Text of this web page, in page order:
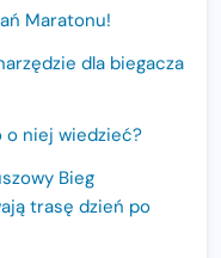
Maratonu!
dla biegacza
o niej wiedzieć?
Bieg
trasę dzień po